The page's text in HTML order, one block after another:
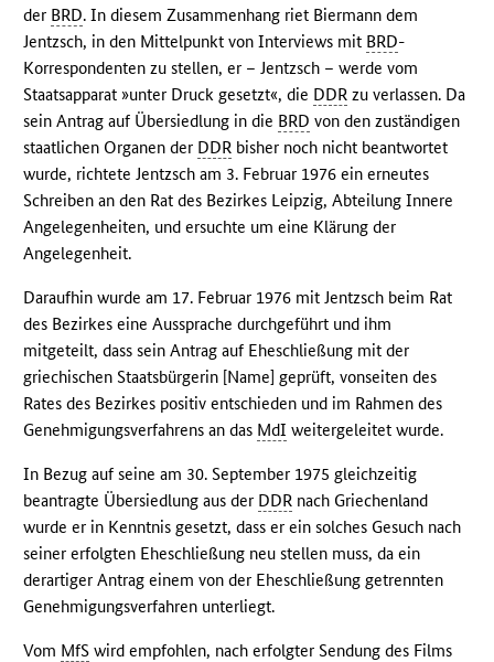
der BRD. In diesem Zusammenhang riet Biermann dem
Jentzsch, in den Mittelpunkt von Interviews mit BRD-
Korrespondenten zu stellen, er – Jentzsch – werde vom
Staatsapparat »unter Druck gesetzt«, die DDR zu verlassen. Da
sein Antrag auf Übersiedlung in die BRD von den zuständigen
staatlichen Organen der DDR bisher noch nicht beantwortet
wurde, richtete Jentzsch am 3. Februar 1976 ein erneutes
Schreiben an den Rat des Bezirkes Leipzig, Abteilung Innere
Angelegenheiten, und ersuchte um eine Klärung der
Angelegenheit.
Daraufhin wurde am 17. Februar 1976 mit Jentzsch beim Rat
des Bezirkes eine Aussprache durchgeführt und ihm
mitgeteilt, dass sein Antrag auf Eheschließung mit der
griechischen Staatsbürgerin [Name] geprüft, vonseiten des
Rates des Bezirkes positiv entschieden und im Rahmen des
Genehmigungsverfahrens an das MdI weitergeleitet wurde.
In Bezug auf seine am 30. September 1975 gleichzeitig
beantragte Übersiedlung aus der DDR nach Griechenland
wurde er in Kenntnis gesetzt, dass er ein solches Gesuch nach
seiner erfolgten Eheschließung neu stellen muss, da ein
derartiger Antrag einem von der Eheschließung getrennten
Genehmigungsverfahren unterliegt.
Vom MfS wird empfohlen, nach erfolgter Sendung des Films